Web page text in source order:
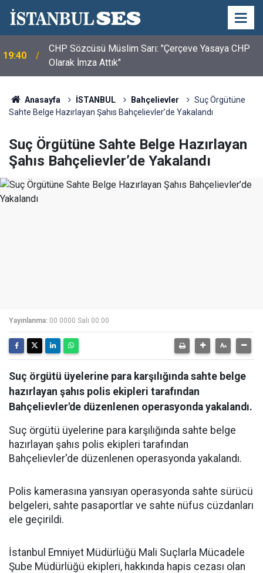
19:40
CHP Sözcüsü Müslim Sarı: "Çerçeve Yasaya CHP
Olarak İmza Attık"
Anasayfa İSTANBUL Bahçelievler
Suç Örgütüne
Sahte Belge Hazırlayan Şahıs Bahçelievler’de Yakalandı
Suç Örgütüne Sahte Belge Hazırlayan
Şahıs Bahçelievler’de Yakalandı
Yayınlanma: 00 0000 Salı 00:00
Suç örgütü üyelerine para karşılığında sahte belge
hazırlayan şahıs polis ekipleri tarafından
Bahçelievler'de düzenlenen operasyonda yakalandı.
Suç örgütü üyelerine para karşılığında sahte belge
hazırlayan şahıs polis ekipleri tarafından
Bahçelievler'de düzenlenen operasyonda yakalandı.
Polis kamerasına yansıyan operasyonda sahte sürücü
belgeleri, sahte pasaportlar ve sahte nüfus cüzdanları
ele geçirildi.
İstanbul Emniyet Müdürlüğü Mali Suçlarla Mücadele
Şube Müdürlüğü ekipleri, hakkında hapis cezası olan